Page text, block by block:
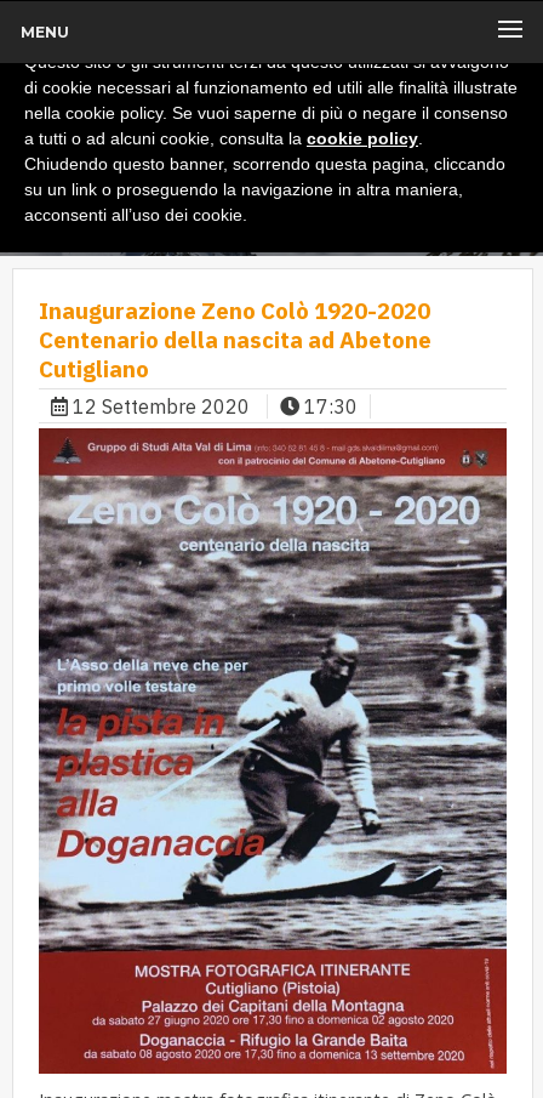
MENU
Inaugurazione Zeno Colò 1920-2020
Centenario della nascita ad Abetone
Cutigliano
12 Settembre 2020 17:30
x
Informativa
Questo sito o gli strumenti terzi da questo utilizzati si avvalgono
di cookie necessari al funzionamento ed utili alle finalità illustrate
nella cookie policy. Se vuoi saperne di più o negare il consenso
a tutti o ad alcuni cookie, consulta la cookie policy
Chiudendo questo banner, scorrendo questa pagina, cliccando
su un link o proseguendo la navigazione in altra maniera,
acconsenti all’uso dei cookie.